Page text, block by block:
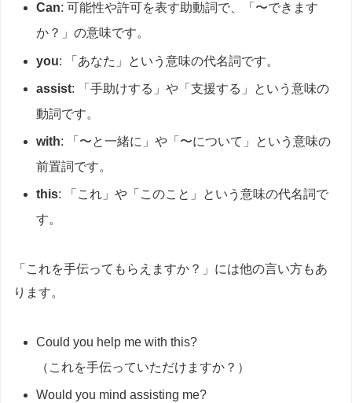
Can: 可能性や許可を表す助動詞で、「〜できます
か？」の意味です。
you: 「あなた」という意味の代名詞です。
assist: 「手助けする」や「支援する」という意味の
動詞です。
with: 「〜と一緒に」や「〜について」という意味の
前置詞です。
this: 「これ」や「このこと」という意味の代名詞で
す。
「これを手伝ってもらえますか？」には他の言い方もあ
ります。
Could you help me with this?
（これを手伝っていただけますか？）
Would you mind assisting me?